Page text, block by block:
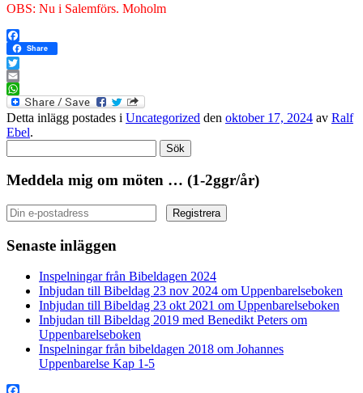
OBS: Nu i Salemförs. Moholm
Facebook
Share
Twitter
Email
WhatsApp
Detta inlägg postades i Uncategorized den oktober 17, 2024 av Ralf
Ebel.
efter:
Meddela mig om möten … (1-2ggr/år)
Senaste inläggen
Inspelningar från Bibeldagen 2024
Inbjudan till Bibeldag 23 nov 2024 om Uppenbarelseboken
Inbjudan till Bibeldag 23 okt 2021 om Uppenbarelseboken
Inbjudan till Bibeldag 2019 med Benedikt Peters om
Uppenbarelseboken
Inspelningar från bibeldagen 2018 om Johannes
Uppenbarelse Kap 1-5